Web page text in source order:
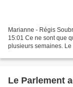
Marianne - Régis
15:01 Ce ne sont que
plusieurs semaines.
Le Parlement